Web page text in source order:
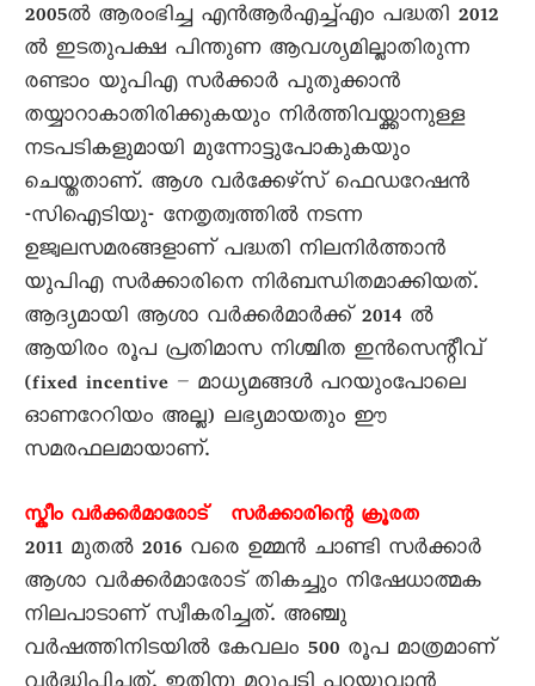
2005ൽ ആരംഭിച്ച എൻആർഎച്ച്എം പദ്ധതി 2012
ൽ ഇടതുപക്ഷ പിന്തുണ ആവശ്യമില്ലാതിരുന്ന
രണ്ടാം യുപിഎ സർക്കാർ പുതുക്കാൻ
തയ്യാറാകാതിരിക്കുകയും നിർത്തിവയ്ക്കാനുള്ള
നടപടികളുമായി മുന്നോട്ടുപോകുകയും
ചെയ്തതാണ്. ആശ വർക്കേഴ്സ് ഫെഡറേഷൻ
-സിഐടിയു- നേതൃത്വത്തിൽ നടന്ന
ഉജ്വലസമരങ്ങളാണ് പദ്ധതി നിലനിർത്താൻ
യുപിഎ സർക്കാരിനെ നിർബന്ധിതമാക്കിയത്.
ആദ്യമായി ആശാ വർക്കർമാർക്ക് 2014 ൽ
ആയിരം രൂപ പ്രതിമാസ നിശ്ചിത ഇൻസെന്റീവ്
(fixed incentive – മാധ്യമങ്ങൾ പറയുംപോലെ
ഓണറേറിയം അല്ല) ലഭ്യമായതും ഈ
സമരഫലമായാണ്.
സ്കീം വർക്കർമാരോട് സർക്കാരിന്റെ ക്രൂരത
2011 മുതൽ 2016 വരെ ഉമ്മൻ ചാണ്ടി സർക്കാർ
ആശാ വർക്കർമാരോട് തികച്ചും നിഷേധാത്മക
നിലപാടാണ് സ്വീകരിച്ചത്. അഞ്ചു
വർഷത്തിനിടയിൽ കേവലം 500 രൂപ മാത്രമാണ്